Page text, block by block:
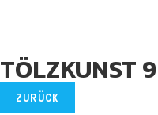
TÖLZKUNST 9